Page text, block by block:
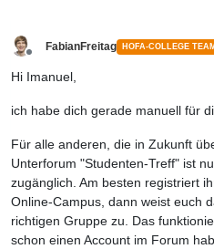
FabianFreitag HOFA-COLLEGE TEAM
Hi Imanuel,
ich habe dich gerade manuell für
Für alle anderen, die in Zukunft
Unterforum "Studenten-Treff" ist
zugänglich. Am besten registriert
Online-Campus, dann weist euch
richtigen Gruppe zu. Das
schon einen Account im Forum